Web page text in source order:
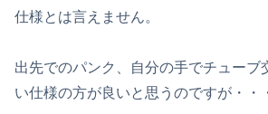
仕様とは言えません。
出先でのパンク、自分の手でチューブ
い仕様の方が良いと思うのですが・・